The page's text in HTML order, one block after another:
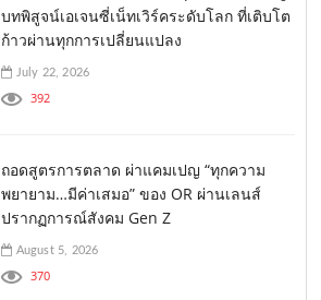
บทพิสูจน์เอเจนซี่เน็ทเวิร์คระดับโลก ที่เติบโต
ก้าวผ่านทุกการเปลี่ยนแปลง
July 22, 2026
392
ถอดสูตรการตลาด ผ่าแคมเปญ “ทุกความ
พยายาม…มีค่าเสมอ” ของ OR ผ่านเลนส์
ปรากฏการณ์สังคม Gen Z
August 5, 2026
370